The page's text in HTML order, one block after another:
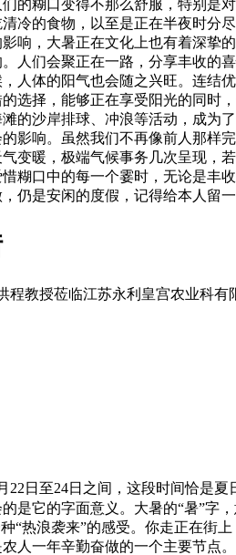
糊口变得不那么舒服，特别是
的食物，以至是正在半夜时分
，大暑正在文化上也有着深挚
人们会聚正在一路，分享丰收的
人体的阳气也会随之兴旺。连结
选择，能够正在享受阳光的同时
沙岸排球、冲浪等活动，成为
响。虽然我们不再像前人那样
变暖，极端气候事务几次呈现，
糊口中的每一个霎时，无论是丰
仍是安闲的度假，记得给本人留
教授莅临江苏永利皇宫农业科
至24日之间，这段时间恰是夏
是它的字面意义。大暑的“暑”字
热浪袭来”的感受。你走正在街
一年辛勤奋做的一个主要节点